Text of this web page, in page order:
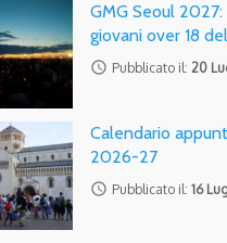
GMG Seoul
giovani over 18
access_time Pubblicato il: 20
Calendario
2026-27
access_time Pubblicato il:16